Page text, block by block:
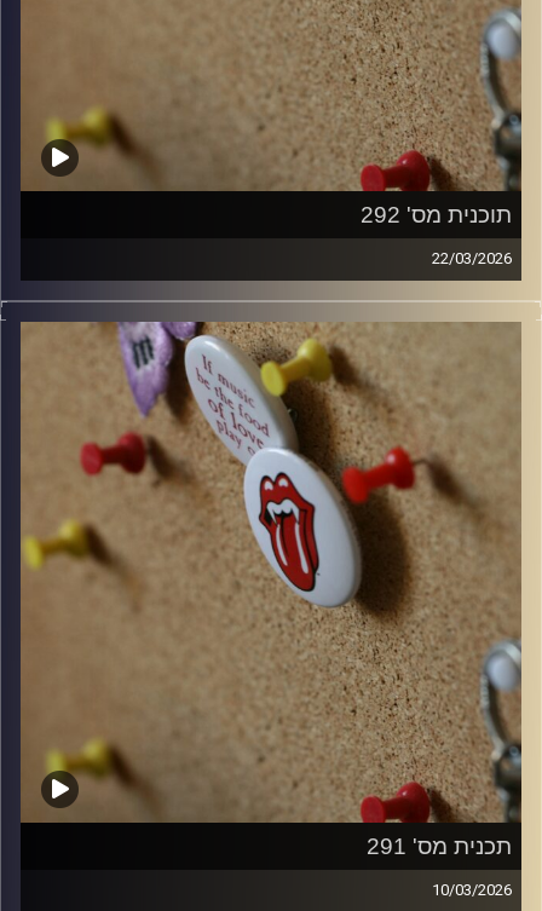
תוכנית מס' 292
22/03/2026
קלאסיקות רוק עם אורן הוף.
włodi
תכנית מס' 291
10/03/2026